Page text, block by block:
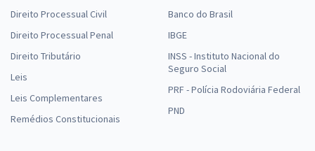
Direito Processual Civil
Direito Processual Penal
Direito Tributário
Leis
Leis Complementares
Remédios Constitucionais
Banco do Brasil
IBGE
INSS - Instituto Nacional do
Seguro Social
PRF - Polícia Rodoviária Federal
PND